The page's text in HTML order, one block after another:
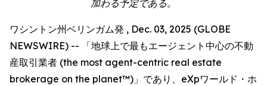
加わる予定である。
ワシントン州ベリンガム発 , Dec. 03, 2025 (GLOBE
NEWSWIRE) -- 「地球上で最もエージェント中心の不動
産取引業者 (the most agent-centric real estate
brokerage on the planet™)」であり、eXpワールド・ホ